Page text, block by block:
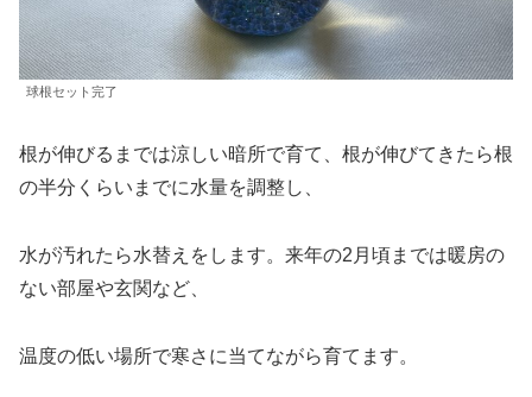
球根セット完了
根が伸びるまでは涼しい暗所で育て、根が伸びてきたら根
の半分くらいまでに水量を調整し、
水が汚れたら水替えをします。来年の2月頃までは暖房の
ない部屋や玄関など、
温度の低い場所で寒さに当てながら育てます。